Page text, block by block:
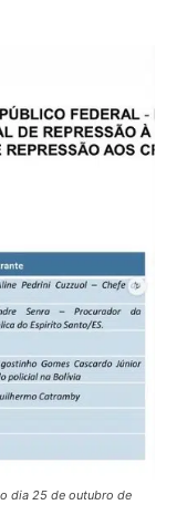
dia 25 de outubro de